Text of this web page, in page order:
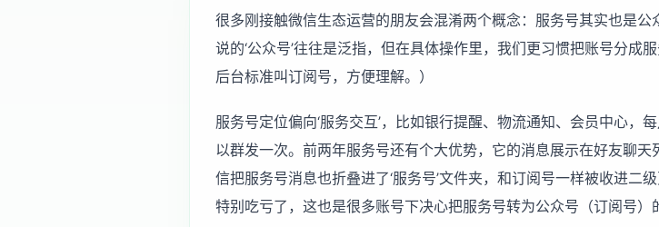
很多刚接触微信生态运营的朋友会混淆两个概念：服务号其实也是
说的‘公众号’往往是泛指，但在具体操作里，我们更习惯把账号分成
后台标准叫订阅号，方便理解。）
服务号定位偏向‘服务交互’，比如银行提醒、物流通知、会员中心
以群发一次。前两年服务号还有个大优势，它的消息展示在好友聊
信把服务号消息也折叠进了‘服务号’文件夹，和订阅号一样被收进
特别吃亏了，这也是很多账号下决心把服务号转为公众号（订阅号）